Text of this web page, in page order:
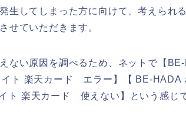
生してしまった方に向けて、考えられ
せていただきます。
ない原因を調べるため、ネットで【
イト 楽天カード エラー】【 BE-
ト 楽天カード 使えない】という感じ